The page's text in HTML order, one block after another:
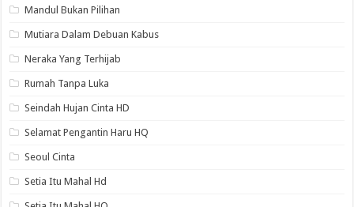
Mandul Bukan Pilihan
Mutiara Dalam Debuan Kabus
Neraka Yang Terhijab
Rumah Tanpa Luka
Seindah Hujan Cinta HD
Selamat Pengantin Haru HQ
Seoul Cinta
Setia Itu Mahal Hd